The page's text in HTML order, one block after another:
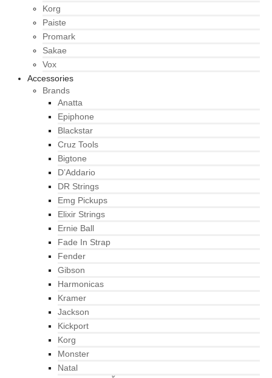
Korg
Paiste
Promark
Sakae
Vox
Accessories
Brands
Anatta
Epiphone
Blackstar
Cruz Tools
Bigtone
D’Addario
DR Strings
Emg Pickups
Elixir Strings
Ernie Ball
Fade In Strap
Fender
Gibson
Harmonicas
Kramer
Jackson
Kickport
Korg
Monster
Natal